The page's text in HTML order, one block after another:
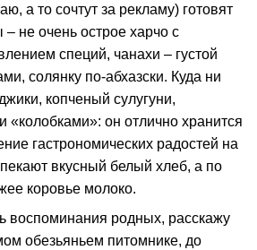
а то сочтут за рекламу) готовят
не очень острое харчо с
специй, чанахи – густой
солянку по-абхазски. Куда ни
копченый сулугуни,
он отлично хранится
гастрономических радостей на
вкусный белый хлеб, а по
коровье молоко.
воспоминания родных, расскажу
обезьяньем питомнике, до